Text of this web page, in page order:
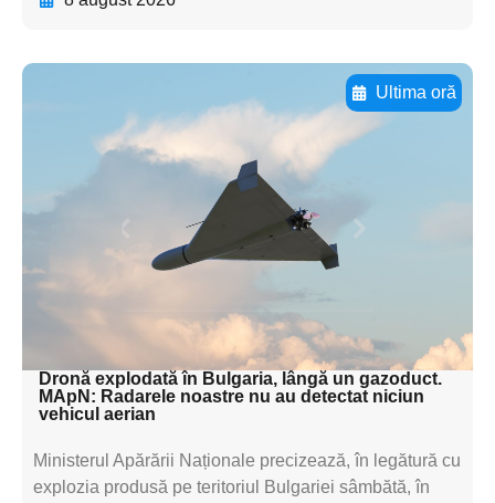
Ultima oră
Adaugă aici textul pentru
subtitluAdaugă aici
textul pentru
subtitluAdaugă aici
textul pentru
subtitluAdaugă aici
textul pentru subti
Dronă explodată în Bulgaria, lângă un gazoduct.
MApN: Radarele noastre nu au detectat niciun
vehicul aerian
Ministerul Apărării Naționale precizează, în legătură cu
explozia produsă pe teritoriul Bulgariei sâmbătă, în